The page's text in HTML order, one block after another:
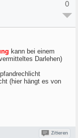
0
kann bei einem
Darlehen)
(hier hängt es von
Zitieren